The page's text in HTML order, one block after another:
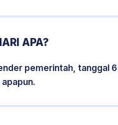
APA?
pemerintah, tanggal